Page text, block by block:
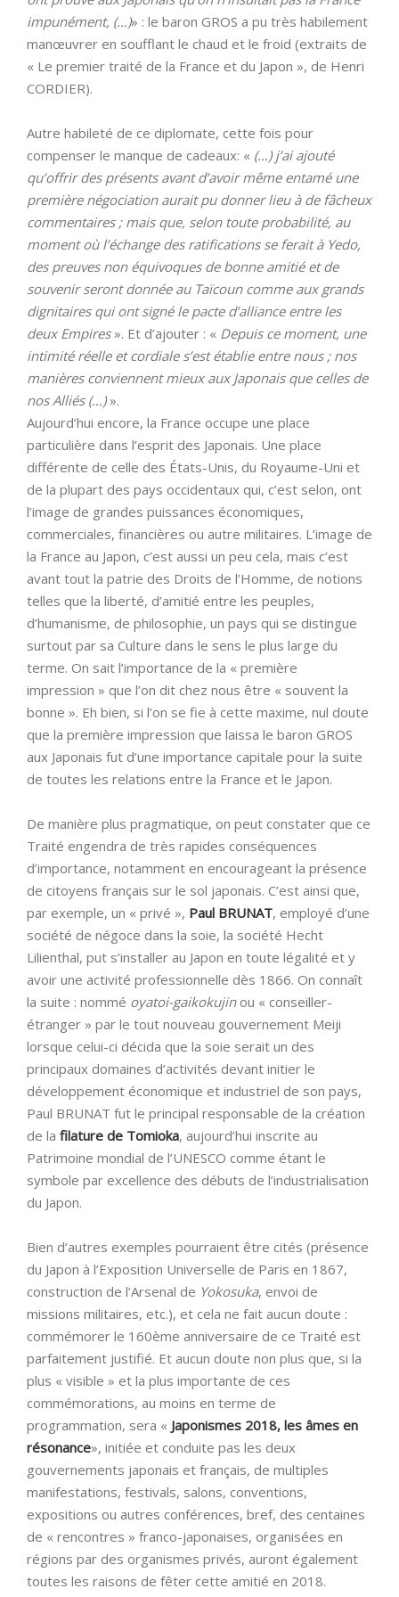
impunément, (…)» : le baron GROS a pu très habilement
manœuvrer en soufflant le chaud et le froid (extraits de
« Le premier traité de la France et du Japon », de Henri
CORDIER).
Autre habileté de ce diplomate, cette fois pour
compenser le manque de cadeaux: « (…) j’ai ajouté
qu’offrir des présents avant d’avoir même entamé une
première négociation aurait pu donner lieu à de fâcheux
commentaires ; mais que, selon toute probabilité, au
moment où l’échange des ratifications se ferait à Yedo,
des preuves non équivoques de bonne amitié et de
souvenir seront donnée au Taïcoun comme aux grands
dignitaires qui ont signé le pacte d’alliance entre les
deux Empires ». Et d’ajouter : « Depuis ce moment, une
intimité réelle et cordiale s’est établie entre nous ; nos
manières conviennent mieux aux Japonais que celles de
nos Alliés (…)».
Aujourd’hui encore, la France occupe une place
particulière dans l’esprit des Japonais. Une place
différente de celle des États-Unis, du Royaume-Uni et
de la plupart des pays occidentaux qui, c’est selon, ont
l’image de grandes puissances économiques,
commerciales, financières ou autre militaires. L’image de
la France au Japon, c’est aussi un peu cela, mais c’est
avant tout la patrie des Droits de l’Homme, de notions
telles que la liberté, d’amitié entre les peuples,
d’humanisme, de philosophie, un pays qui se distingue
surtout par sa Culture dans le sens le plus large du
terme. On sait l’importance de la « première
impression » que l’on dit chez nous être « souvent la
bonne ». Eh bien, si l’on se fie à cette maxime, nul doute
que la première impression que laissa le baron GROS
aux Japonais fut d’une importance capitale pour la suite
de toutes les relations entre la France et le Japon.
De manière plus pragmatique, on peut constater que ce
Traité engendra de très rapides conséquences
d’importance, notamment en encourageant la présence
de citoyens français sur le sol japonais. C’est ainsi que,
par exemple, un « privé », Paul BRUNAT, employé d’une
société de négoce dans la soie, la société Hecht
Lilienthal, put s’installer au Japon en toute légalité et y
avoir une activité professionnelle dès 1866. On connaît
la suite : nommé oyatoi-gaikokujinou « conseiller-
étranger » par le tout nouveau gouvernement Meiji
lorsque celui-ci décida que la soie serait un des
principaux domaines d’activités devant initier le
développement économique et industriel de son pays,
Paul BRUNAT fut le principal responsable de la création
de la filature de Tomioka, aujourd’hui inscrite au
Patrimoine mondial de l’UNESCO comme étant le
symbole par excellence des débuts de l’industrialisation
du Japon.
Bien d’autres exemples pourraient être cités (présence
du Japon à l’Exposition Universelle de Paris en 1867,
construction de l’Arsenal de Yokosuka, envoi de
missions militaires, etc.), et cela ne fait aucun doute :
commémorer le 160ème anniversaire de ce Traité est
parfaitement justifié. Et aucun doute non plus que, si la
plus « visible » et la plus importante de ces
commémorations, au moins en terme de
programmation, sera « Japonismes 2018, les âmes en
résonance», initiée et conduite pas les deux
gouvernements japonais et français, de multiples
manifestations, festivals, salons, conventions,
expositions ou autres conférences, bref, des centaines
de « rencontres » franco-japonaises, organisées en
régions par des organismes privés, auront également
toutes les raisons de fêter cette amitié en 2018.